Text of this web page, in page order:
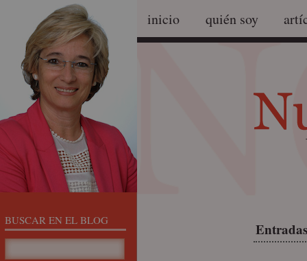
inicio quién soy
BUSCAR EN EL BLOG